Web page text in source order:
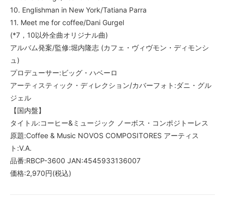
10. Englishman in New York/Tatiana Parra
11. Meet me for coffee/Dani Gurgel
(*7，10以外全曲オリジナル曲)
アルバム発案/監修:堀内隆志 (カフェ・ヴィヴモン・ディモンシ
ュ)
プロデューサー:ビッグ・ハベーロ
アーティスティック・ディレクション/カバーフォト:ダニ・グル
ジェル
【国内盤】
タイトル:コーヒー&ミュージック ノーボス・コンポジトーレス
原題:Coffee & Music NOVOS COMPOSITORES アーティス
ト:V.A.
品番:RBCP-3600 JAN:4545933136007
価格:2,970円(税込)